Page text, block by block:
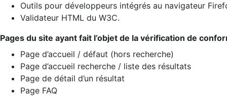
Outils pour développeurs intégrés au navigateur
Validateur HTML du W3C.
Pages du site ayant fait l’objet de la vérification de
Page d’accueil / défaut (hors recherche)
Page d’accueil recherche / liste des résultats
Page de détail d’un résultat
Page FAQ